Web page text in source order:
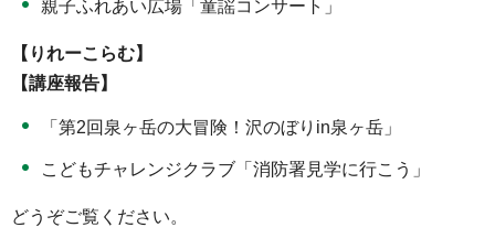
親子ふれあい広場「童謡コンサート」
【りれーこらむ】
【講座報告】
「第2回泉ヶ岳の大冒険！沢のぼりin泉ヶ岳」
こどもチャレンジクラブ「消防署見学に行こう」
どうぞご覧ください。